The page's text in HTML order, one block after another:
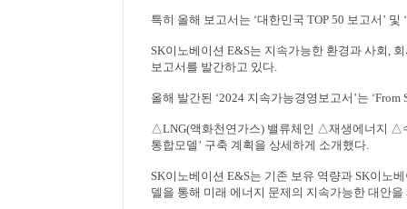
특히 올해 보고서는 ‘대한민국 TOP 50 보고서 ’ 및 ‘
SK이노베이션 E&S는 지속가능한 환경과 사회,
보고서를 발간하고 있다.
올해 발간된 ‘2024 지속가능경영보고서 ’는 ‘From
△LNG(액화천연가스) 밸류체인 △재생에너지 △
통합모델 ’ 구축 계획을 상세하게 소개했다.
SK이노베이션 E&S는 기존 보유 역량과 SK이노
델을 통해 미래 에너지 문제의 지속가능한 대안